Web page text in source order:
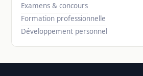
Examens & concours
Formation professionnelle
Développement personnel